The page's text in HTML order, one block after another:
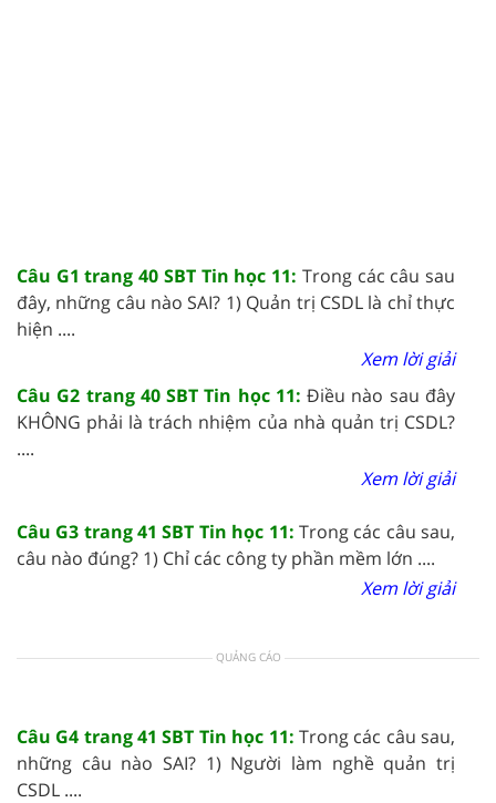
Câu G1 trang 40 SBT Tin học 11: Trong các câu sau
đây, những câu nào SAI? 1) Quản trị CSDL là chỉ thực
hiện ....
Xem lời giải
Câu G2 trang 40 SBT Tin học 11:Điều nào sau đây
KHÔNG phải là trách nhiệm của nhà quản trị CSDL?
....
Xem lời giải
Câu G3 trang 41 SBT Tin học 11: Trong các câu sau,
câu nào đúng? 1) Chỉ các công ty phần mềm lớn ....
Xem lời giải
QUẢNG CÁO
Câu G4 trang 41 SBT Tin học 11: Trong các câu sau,
những câu nào SAI? 1) Người làm nghề quản trị
CSDL ....